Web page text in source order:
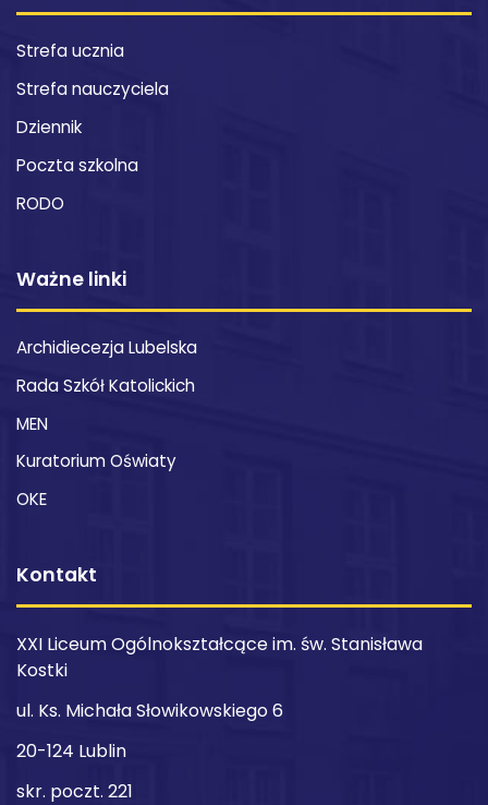
Strefa ucznia
Strefa nauczyciela
Dziennik
Poczta szkolna
RODO
Ważne linki
Archidiecezja Lubelska
Rada Szkół Katolickich
MEN
Kuratorium Oświaty
OKE
Kontakt
XXI Liceum Ogólnokształcące im. św. Stanisława
Kostki
ul. Ks. Michała Słowikowskiego 6
20-124 Lublin
skr. poczt. 221